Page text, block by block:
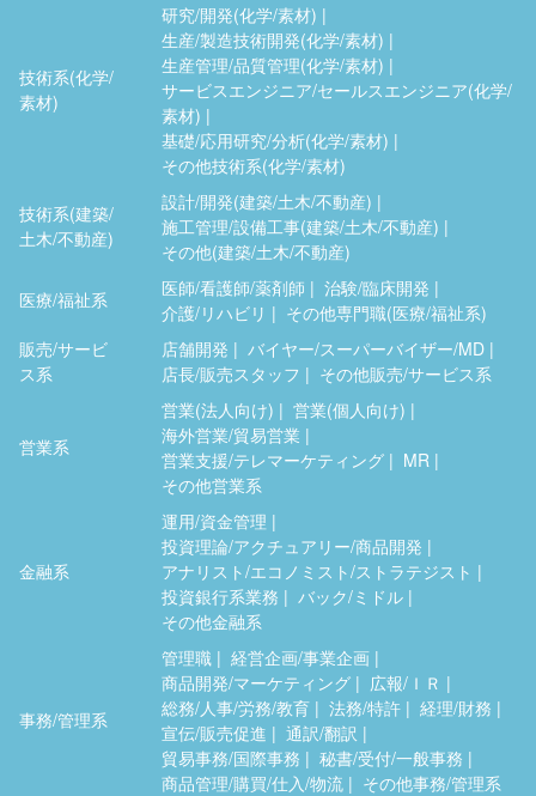
技術系(化学/
素材)
研究/開発(化学/素材)
生産/製造技術開発(化学/素材)
生産管理/品質管理(化学/素材)
サービスエンジニア/セールスエンジニア(化学/
素材)
基礎/応用研究/分析(化学/素材)
その他技術系(化学/素材)
技術系(建築/
土木/不動産)
設計/開発(建築/土木/不動産)
施工管理/設備工事(建築/土木/不動産)
その他(建築/土木/不動産)
医療/福祉系
医師/看護師/薬剤師
治験/臨床開発
介護/リハビリ
その他専門職(医療/福祉系)
販売/サービ
ス系
店舗開発
バイヤー/スーパーバイザー/MD
店長/販売スタッフ
その他販売/サービス系
営業系
営業(法人向け)
営業(個人向け)
海外営業/貿易営業
営業支援/テレマーケティング
MR
その他営業系
金融系
運用/資金管理
投資理論/アクチュアリー/商品開発
アナリスト/エコノミスト/ストラテジスト
投資銀行系業務
バック/ミドル
その他金融系
事務/管理系
管理職
経営企画/事業企画
商品開発/マーケティング
広報/ＩＲ
総務/人事/労務/教育
法務/特許
経理/財務
宣伝/販売促進
通訳/翻訳
貿易事務/国際事務
秘書/受付/一般事務
商品管理/購買/仕入/物流
その他事務/管理系